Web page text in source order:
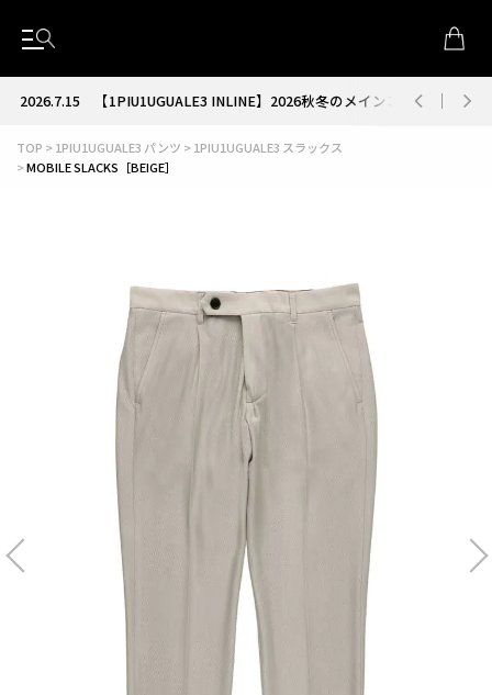
2026.7.15【1PIU1UGUALE3 INLINE】2026秋冬のメインコレクションが
TOP 1PIU1UGUALE3 パンツ
1PIU1UGUALE3 スラックス
MOBILE SLACKS［BEIGE］